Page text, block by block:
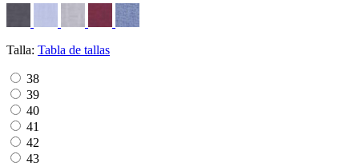
Talla: Tabla de tallas
38
39
40
41
42
43